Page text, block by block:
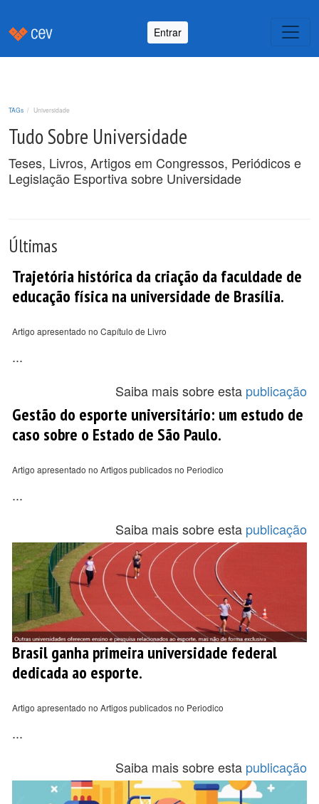
Entrar
TAGs Universidade
Tudo Sobre Universidade
Teses, Livros, Artigos em Congressos, Periódicos e
Legislação Esportiva sobre Universidade
Últimas
Trajetória histórica da criação da faculdade de
educação física na universidade de Brasília.
Artigo apresentado no Capítulo de Livro
...
Saiba mais sobre esta publicação
Gestão do esporte universitário: um estudo de
caso sobre o Estado de São Paulo.
Artigo apresentado no Artigos publicados no Periodico
...
Saiba mais sobre esta publicação
Brasil ganha primeira universidade federal
dedicada ao esporte.
Artigo apresentado no Artigos publicados no Periodico
...
Saiba mais sobre esta publicação